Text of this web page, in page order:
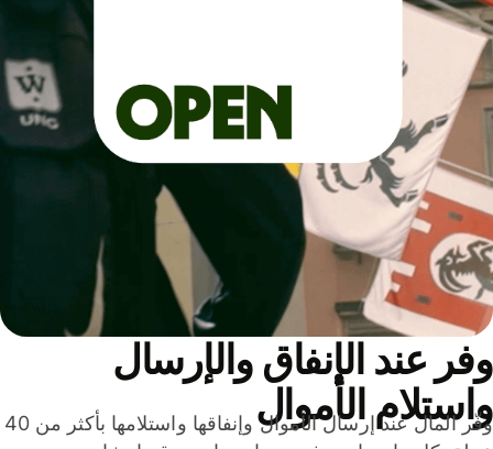
عند الإنفاق والإرسال
الأموال
وفّر المال عند إرسال الأموال وإنفاقها واستلامها بأكثر من 40